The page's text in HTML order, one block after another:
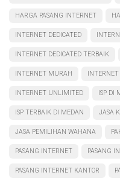
HARGA PASANG INTERNET
INTERNET DEDICATED
INTERNET DEDICATED TERBAIK
INTERNET MURAH
INTERNET UNLIMITED ISP DI
ISP TERBAIK DI MEDAN JASA
JASA PEMILIHAN WAHANA
PASANG INTERNET PASANG
PASANG INTERNET KANTOR